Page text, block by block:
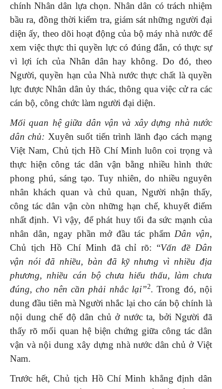
chính Nhân dân lựa chọn. Nhân dân có trách nhiệm
bầu ra, đồng thời kiểm tra, giám sát những người đại
diện ấy, theo dõi hoạt động của bộ máy nhà nước để
xem việc thực thi quyền lực có đúng đắn, có thực sự
vì lợi ích của Nhân dân hay không. Do đó, theo
Người, quyền hạn của Nhà nước thực chất là quyền
lực được Nhân dân ủy thác, thông qua việc cử ra các
cán bộ, công chức làm người đại diện.
Mối quan hệ giữa dân vận và xây dựng nhà nước
dân chủ: Xuyên suốt tiến trình lãnh đạo cách mạng
Việt Nam, Chủ tịch Hồ Chí Minh luôn coi trọng và
thực hiện công tác dân vận bằng nhiều hình thức
phong phú, sáng tạo. Tuy nhiên, do nhiều nguyên
nhân khách quan và chủ quan, Người nhận thấy,
công tác dân vận còn những hạn chế, khuyết điểm
nhất định. Vì vậy, để phát huy tối đa sức mạnh của
nhân dân, ngay phần mở đầu tác phẩm Dân vận,
Chủ tịch Hồ Chí Minh đã chỉ rõ: “Vấn đề Dân
vận nói đã nhiều, bàn đã kỹ nhưng vì nhiều địa
phương, nhiều cán bộ chưa hiểu thấu, làm chưa
đúng, cho nên cần phải nhắc lại”2. Trong đó, nội
dung đầu tiên mà Người nhắc lại cho cán bộ chính là
nội dung chế độ dân chủ ở nước ta, bởi Người đã
thấy rõ mối quan hệ biện chứng giữa công tác dân
vận và nội dung xây dựng nhà nước dân chủ ở Việt
Nam.
Trước hết, Chủ tịch Hồ Chí Minh khẳng định dân